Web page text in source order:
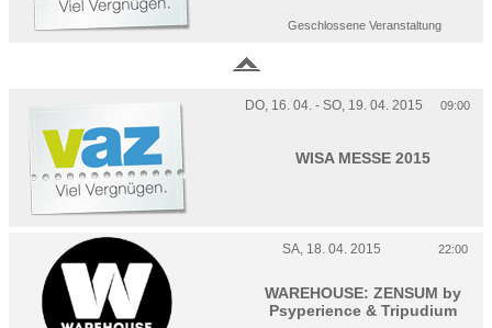
Geschlossene Veranstaltung
DO, 16. 04. - SO, 19. 04. 2015 09:00
WISA MESSE 2015
SA, 18. 04. 2015 22:00
WAREHOUSE: ZENSUM by
Psyperience & Tripudium